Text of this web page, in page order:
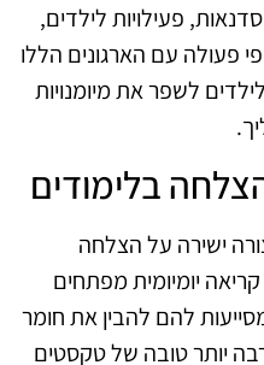
פעילויות לילדים,
פעולה עם הארגונים הללו
לשפר את מיומנויות
בלימודים
ישירה על הצלחה
יומיומית מפתחים
להם להבין את חומר
יותר טובה של טקסטים